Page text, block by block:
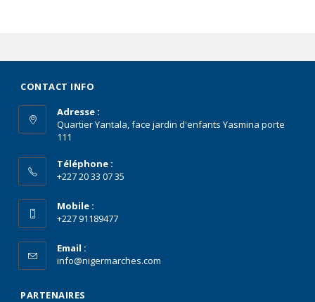
CONTACT INFO
Adresse :
Quartier Yantala, face jardin d'enfants Yasmina porte
111
Téléphone :
+227 20 33 07 35
Mobile :
+227 91189477
Email :
info@nigermarches.com
PARTENAIRES